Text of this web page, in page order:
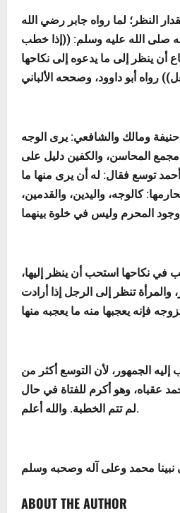
النظر؛ لما رواه جابر رضي الله
صلى الله عليه وسلم: ((إذا خطب
أن ينظر إلى ما يدعوه إلى نكاحها
حنيفة ومالك والشافعي: يرى الوجه
مجمع المحاسن، والكفين دليل على
توسع فقال: له أن يرى منها ما
كالوجه، واليدين، والقدمين،
في نكاحها استحب أن ينظر إليها،
والمرأة تنظر إلى الرجل إذا أرادت
إليه الجمهور، لأن التوسع أكثر من
عقباه، وهو أكرم للفتاة في حال
لم تتم الخطبة. والله أعلم.
ABOUT THE AUTHOR